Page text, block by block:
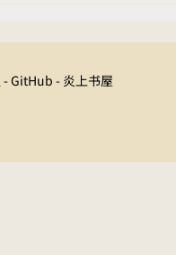
GitHub - 炎上书屋